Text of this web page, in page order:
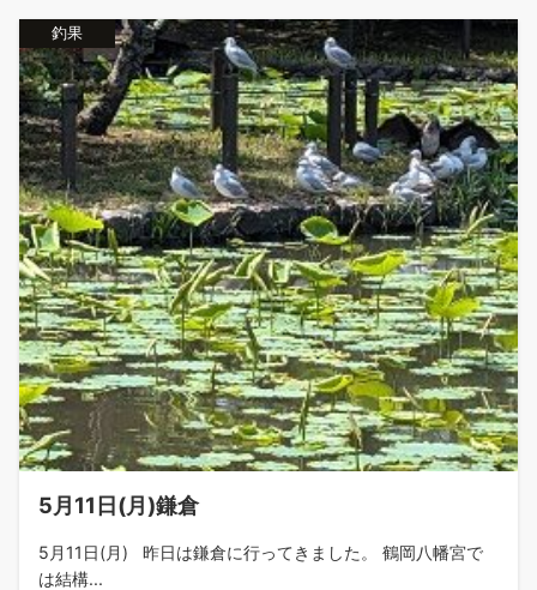
釣果
5月11日(月)鎌倉
5月11日(月) 昨日は鎌倉に行ってきました。 鶴岡八幡宮で
は結構...